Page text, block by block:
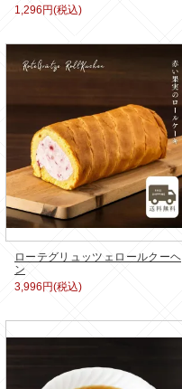
1,296円(税込)
ローテグリュッツェロールクーヘ
ン
3,996円(税込)